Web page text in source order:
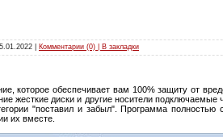
Комментарии (0) | В закладки
которое обеспечивает вам 100% защиту от
жесткие диски и другие носители подключаемые
"поставил и забыл". Программа
их вместе.